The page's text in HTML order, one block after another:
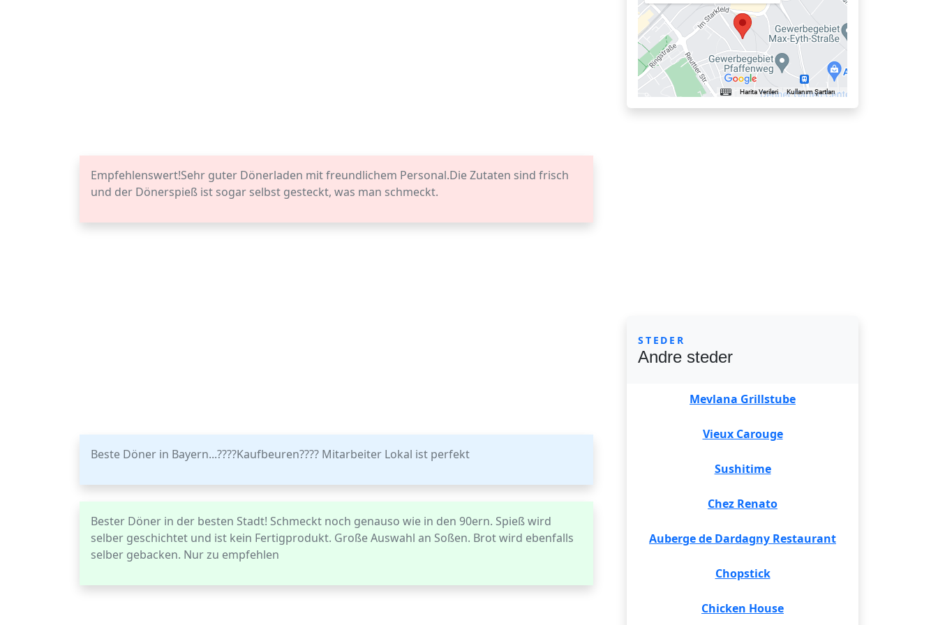
Empfehlenswert!Sehr guter Dönerladen mit freundlichem Personal.Die Zutaten sind frisch
und der Dönerspieß ist sogar selbst gesteckt, was man schmeckt.
Beste Döner in Bayern...????Kaufbeuren???? Mitarbeiter Lokal ist perfekt
Bester Döner in der besten Stadt! Schmeckt noch genauso wie in den 90ern. Spieß wird
selber geschichtet und ist kein Fertigprodukt. Große Auswahl an Soßen. Brot wird ebenfalls
selber gebacken. Nur zu empfehlen
STEDER
Andre steder
Mevlana Grillstube
Vieux Carouge
Sushitime
Chez Renato
Auberge de Dardagny Restaurant
Chopstick
Chicken House